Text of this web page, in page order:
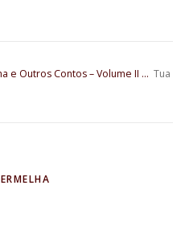
e Outros Contos – Volume II … Tua